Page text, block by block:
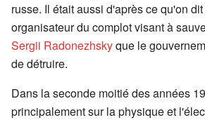
russe. Il était aussi d'après ce qu'on
organisateur du complot visant à
Sergii Radonezhskyque le
de détruire.
Dans la seconde moitié des années
principalement sur la physique et